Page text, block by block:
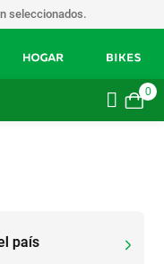
seleccionados.
0
país